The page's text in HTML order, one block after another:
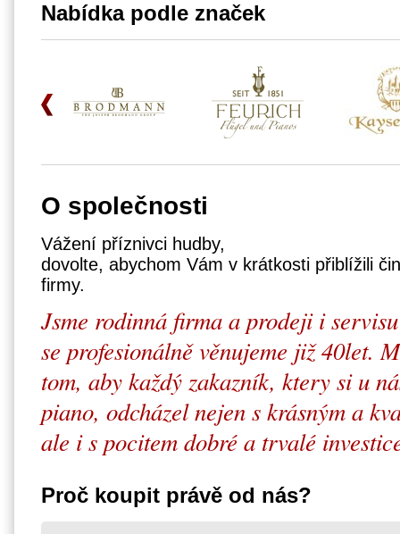
Nabídka podle značek
O společnosti
Vážení příznivci hudby,
dovolte, abychom Vám v krátkosti přiblížili
firmy.
Jsme rodinná firma a prodeji i
se profesionálně věnujeme již 40let.
tom, aby každý zakazník, ktery si u
piano, odcházel nejen s krásným a
ale i s pocitem dobré a trvalé
Proč koupit právě od nás?